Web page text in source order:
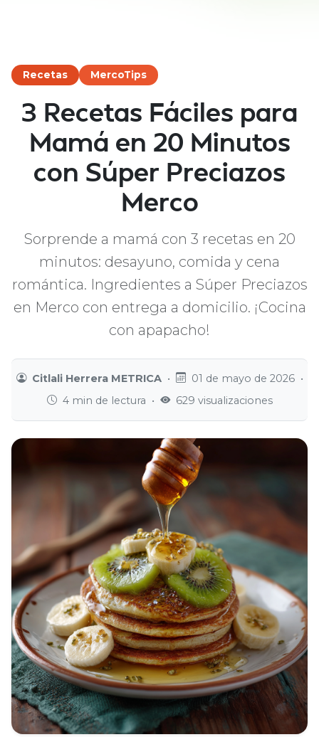
Recetas MercoTips
3 Recetas Fáciles para
Mamá en 20 Minutos
con Súper Preciazos
Merco
Sorprende a mamá con 3 recetas en 20
minutos: desayuno, comida y cena
romántica. Ingredientes a Súper Preciazos
en Merco con entrega a domicilio. ¡Cocina
con apapacho!
Citlali Herrera METRICA • 01 de mayo de 2026 •
4 min de lectura • 629 visualizaciones